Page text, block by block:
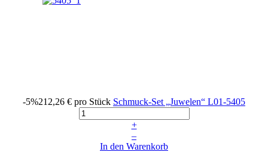
-5%212,26 € pro Stück Schmuck-Set „Juwelen“ L01-5405
+
–
In den Warenkorb